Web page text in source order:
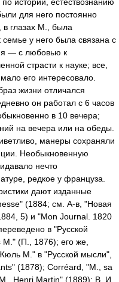
для него постоянно
в глазах М., была
у него была связана с
— с любовью к
страсти к науке; все,
его интересовало.
жизни отличался
он работал с 6 часов
в 10 вечера;
на вечера или на обеды.
манеры сохраняли
Необыкновенную
нечто
редкое у француза.
дают изданные
(1884; см. А-в, "Новая
5) и "Mon Journal. 1820
в "Русской
(П., 1876); его же,
М." в "Русской мысли",
(1878); Corréard, "M., sa
Henri Martin" (1889); В. И.